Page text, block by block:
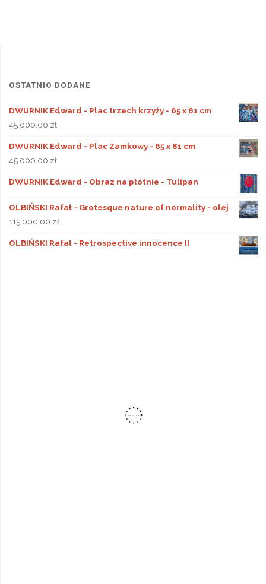
OSTATNIO DODANE
DWURNIK Edward - Plac trzech krzyży - 65 x 81 cm
45 000,00 zł
DWURNIK Edward - Plac Zamkowy - 65 x 81 cm
45 000,00 zł
DWURNIK Edward - Obraz na płótnie - Tulipan
OLBIŃSKI Rafał - Grotesque nature of normality - olej
115 000,00 zł
OLBIŃSKI Rafał - Retrospective innocence II